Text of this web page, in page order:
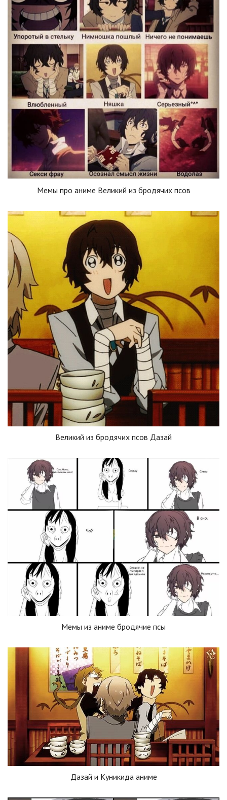
Мемы про аниме Великий из бродячих псов
Великий из бродячих псов Дазай
Мемы из аниме бродячие псы
Дазай и Куникида аниме